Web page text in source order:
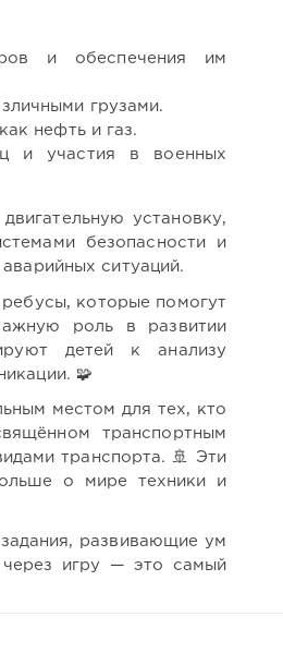
и обеспечения им
грузами.
нефть и газ.
и участия в военных
установку,
безопасности и
ситуаций.
которые помогут
роль в развитии
детей к анализу
🧩
местом для тех, кто
транспортным
транспорта. 🚢 Эти
о мире техники и
развивающие ум
игру — это самый